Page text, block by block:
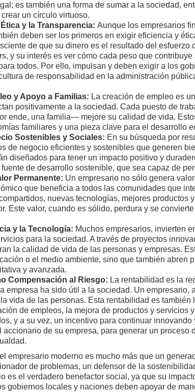
es también una forma de sumar a la sociedad,
un círculo virtuoso.
y la Transparencia: Aunque los empresarios
deben ser los primeros en exigir eficiencia y
de que su dinero es el resultado del
y su interés es ver cómo cada peso que
todos. Por ello, impulsan y deben exigir a los
de responsabilidad en la administración
y Apoyo a Familias: La creación de empleo es
positivamente a la sociedad. Cada puesto de
ende, una familia— mejore su calidad de vida.
familiares y una pieza clave para el desarrollo
Sostenibles y Sociales: En su búsqueda por
de negocio eficientes y sostenibles que generen
diseñados para tener un impacto positivo y
de desarrollo sostenible, que sea capaz de
Permanente: Un empresario no sólo genera
que beneficia a todos las comunidades que
nuevas tecnologías, mejores productos
Este valor, cuando es sólido, perdura y se
y la Tecnología: Muchos empresarios, invierten
para la sociedad. A través de proyectos
la calidad de vida de las personas y empresas.
o el medio ambiente, sino que también abren
y avanzada.
Compensación al Riesgo: La rentabilidad es la
empresa ha sido útil a la sociedad. Un empresario,
vida de las personas. Esta rentabilidad es
de empleos, la mejora de productos y servicios
y a su vez, un incentivo para continuar
accionario de su empresa, para generar un
empresario moderno es mucho más que un
de problemas, un defensor de la
es el verdadero benefactor social, ya que su
gobiernos locales y naciones deben apoyar de